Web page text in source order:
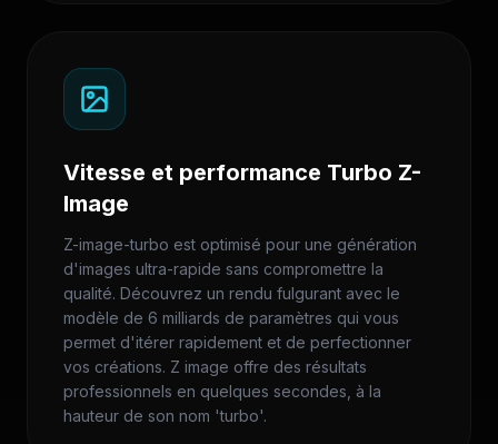
Vitesse et performance Turbo Z-
Image
Z-image-turbo est optimisé pour une génération
d'images ultra-rapide sans compromettre la
qualité. Découvrez un rendu fulgurant avec le
modèle de 6 milliards de paramètres qui vous
permet d'itérer rapidement et de perfectionner
vos créations. Z image offre des résultats
professionnels en quelques secondes, à la
hauteur de son nom 'turbo'.